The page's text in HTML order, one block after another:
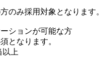
のみ採用対象となります。
ションが可能な方
となります。
上